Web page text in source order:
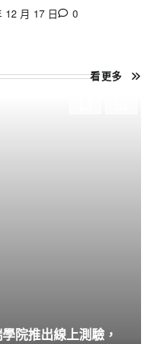
12 月 17 日 0
看更多
院推出線上測驗，